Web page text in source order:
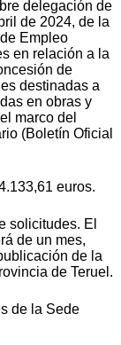
delegación de
de 2024, de la
Empleo
en relación a la
de
destinadas a
en obras y
marco del
(Boletín Oficial
euros.
solicitudes. El
de un mes,
de la
de Teruel.
de la Sede